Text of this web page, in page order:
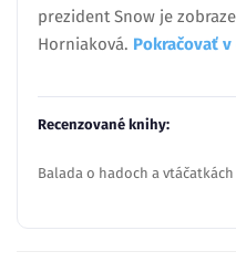
prezident Snow je
Horniaková. Pokračovať
Recenzované knihy:
Balada o hadoch a